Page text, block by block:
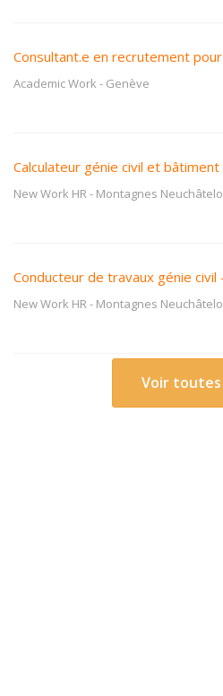
Consultant.e en recrutement
Academic Work - Genève
Calculateur génie civil et bâtiment
New Work HR- Montagnes
Conducteur de travaux génie
New Work HR- Montagnes
Voir